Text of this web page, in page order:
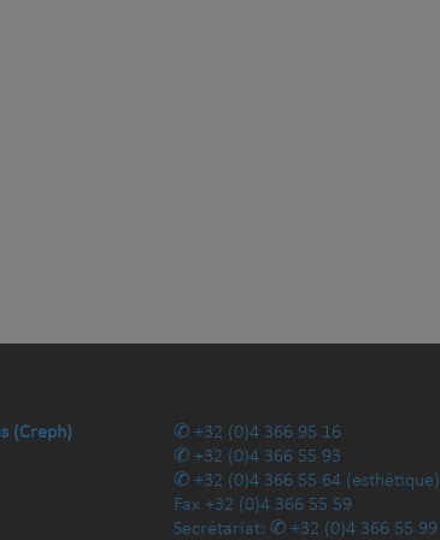
(Creph)
+32 (0)4 366 95 16
+32 (0)4 366 55 93
+32 (0)4 366 55 64 (esthétique)
Fax +32 (0)4 366 55 59
Secrétariat:
+32 (0)4 366 55 99